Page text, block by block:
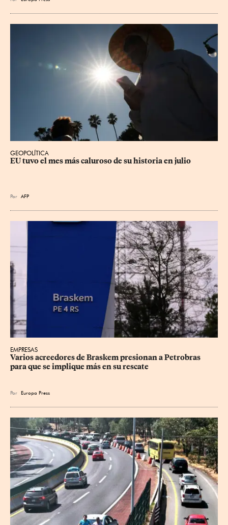
GEOPOLÍTICA
EU tuvo el mes más caluroso de su historia en julio
Por AFP
EMPRESAS
Varios acreedores de Braskem presionan a Petrobras
para que se implique más en su rescate
Por Europa Press